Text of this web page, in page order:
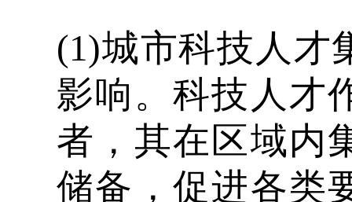
(1)城市科技人才
影响。科技人才
者，其在区域内
储备，促进各类